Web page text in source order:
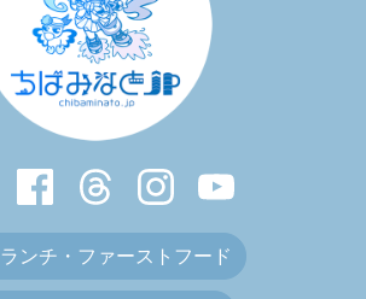
ランチ・ファーストフード